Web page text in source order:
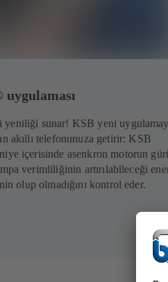
yeniliği sunar! KSB yeni
akıllı telefonunuza getirir: KSB
içerisinde asenkron motorun
verimliliğinin artırılabileceği
olup olmadığını kontrol eder.